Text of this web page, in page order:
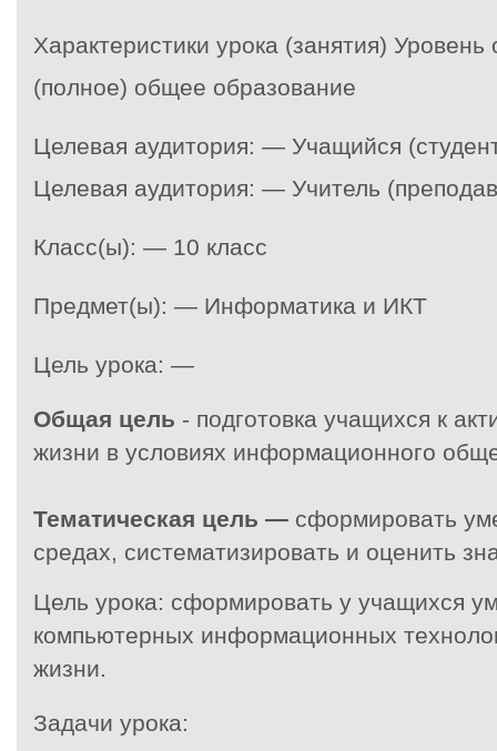
Характеристики урока (занятия)
(полное) общее образование
Целевая аудитория: — Учащийся
Целевая аудитория: — Учитель
Класс(ы): — 10 класс
Предмет(ы): — Информатика и ИКТ
Цель урока: —
Общая цель - подготовка учащихся к
жизни в условиях информационного
Тематическая цель — сформировать
средах, систематизировать и оценить
Цель урока: сформировать у учащихся
компьютерных информационных
жизни.
Задачи урока: